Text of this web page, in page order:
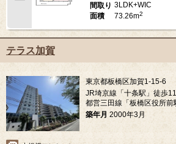
間取り 3LDK+WIC
面積
73.26m2
テラス加賀
東京都板橋区加賀1-15-6
JR埼京線「十条駅」徒歩
都営三田線「板橋区役所
築年月 2000年3月